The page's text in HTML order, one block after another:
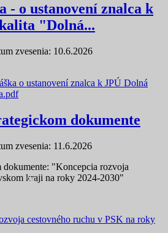
- o ustanovení znalca k
"Dolná...
zvesenia: 10.6.2026
o ustanovení znalca k JPÚ Dolná
dokumente
zvesenia: 11.6.2026
dokumente: "Koncepcia rozvoja
kraji na roky 2024-2030"
cestovného ruchu v PSK na roky
4
5
25
26